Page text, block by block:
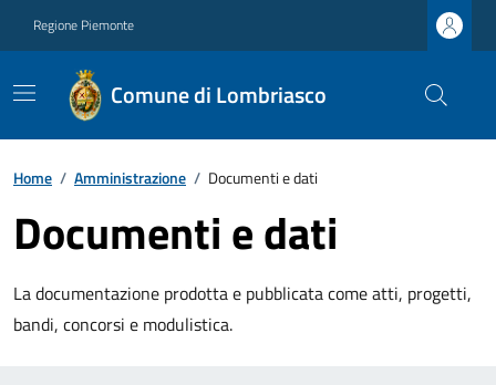
Regione Piemonte
Comune di Lombriasco
Home / Amministrazione / Documenti e dati
Documenti e dati
La documentazione prodotta e pubblicata come atti, progetti,
bandi, concorsi e modulistica.